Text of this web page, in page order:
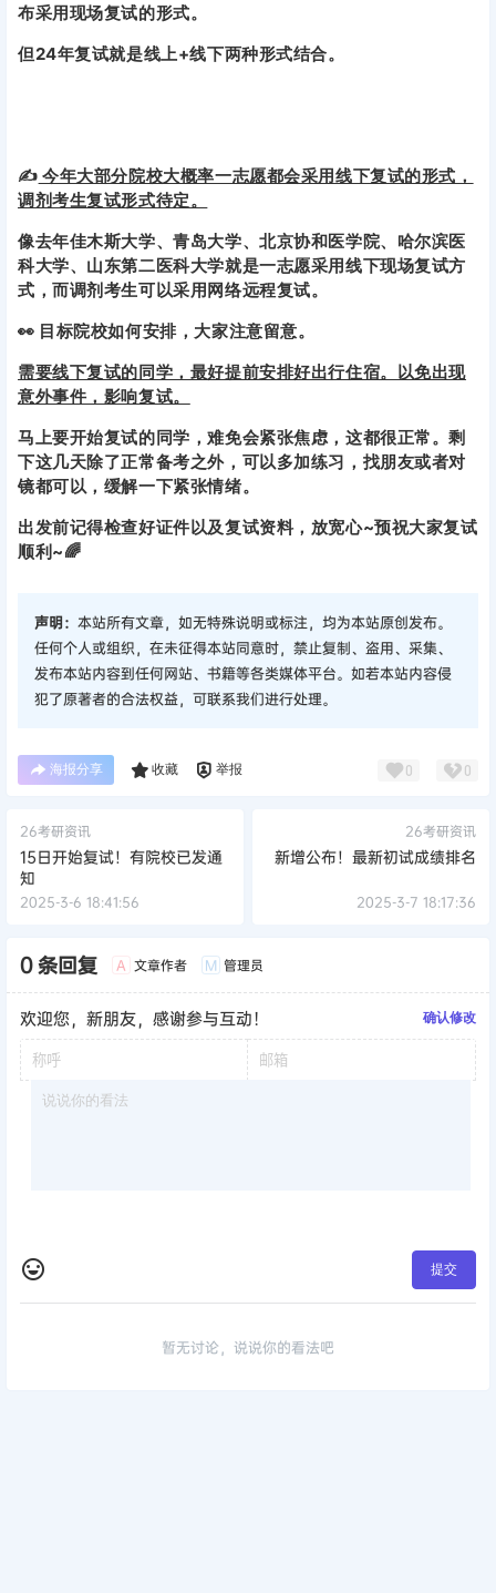
布采用现场复试的形式。
但24年复试就是线上+线下两种形式结合。
✍ 今年大部分院校大概率一志愿都会采用线下复试的形式，
调剂考生复试形式待定。
像去年佳木斯大学、青岛大学、北京协和医学院、哈尔滨医
科大学、山东第二医科大学就是一志愿采用线下现场复试方
式，而调剂考生可以采用网络远程复试。
👀 目标院校如何安排，大家注意留意。
需要线下复试的同学，最好提前安排好出行住宿。以免出现
意外事件，影响复试。
马上要开始复试的同学，难免会紧张焦虑，这都很正常。剩
下这几天除了正常备考之外，可以多加练习，找朋友或者对
镜都可以，缓解一下紧张情绪。
出发前记得检查好证件以及复试资料，放宽心~预祝大家复试
顺利~🌈
声明： 本站所有文章，如无特殊说明或标注，均为本站原创发布。
任何个人或组织，在未征得本站同意时，禁止复制、盗用、采集、
发布本站内容到任何网站、书籍等各类媒体平台。如若本站内容侵
犯了原著者的合法权益，可联系我们进行处理。
海报分享 收藏 举报 0 0
26考研资讯
15日开始复试！有院校已发通
知
2025-3-6 18:41:56
26考研资讯
新增公布！最新初试成绩排名
2025-3-7 18:17:36
0 条回复 A 文章作者 M 管理员
欢迎您，新朋友，感谢参与互动！ 确认修改
提交
暂无讨论，说说你的看法吧